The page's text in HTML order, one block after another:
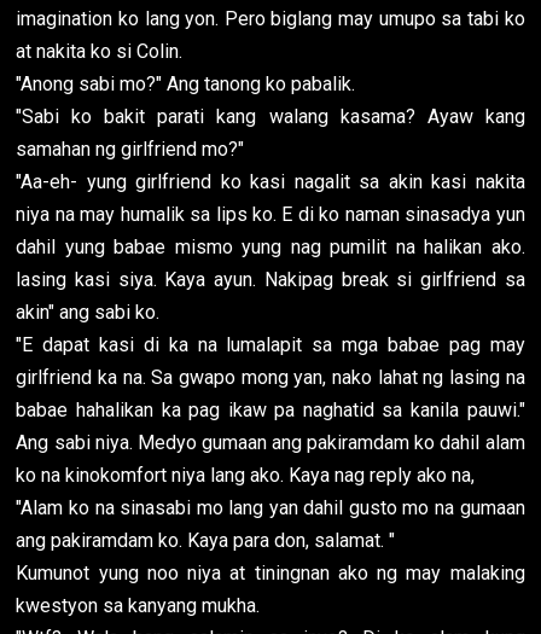
imagination ko lang yon. Pero biglang may umupo sa tabi ko
at nakita ko si Colin.
"Anong sabi mo?" Ang tanong ko pabalik.
"Sabi ko bakit parati kang walang kasama? Ayaw kang
samahan ng girlfriend mo?"
"Aa-eh- yung girlfriend ko kasi nagalit sa akin kasi nakita
niya na may humalik sa lips ko. E di ko naman sinasadya yun
dahil yung babae mismo yung nag pumilit na halikan ako.
lasing kasi siya. Kaya ayun. Nakipag break si girlfriend sa
akin" ang sabi ko.
"E dapat kasi di ka na lumalapit sa mga babae pag may
girlfriend ka na. Sa gwapo mong yan, nako lahat ng lasing na
babae hahalikan ka pag ikaw pa naghatid sa kanila pauwi."
Ang sabi niya. Medyo gumaan ang pakiramdam ko dahil alam
ko na kinokomfort niya lang ako. Kaya nag reply ako na,
"Alam ko na sinasabi mo lang yan dahil gusto mo na gumaan
ang pakiramdam ko. Kaya para don, salamat. "
Kumunot yung noo niya at tiningnan ako ng may malaking
kwestyon sa kanyang mukha.